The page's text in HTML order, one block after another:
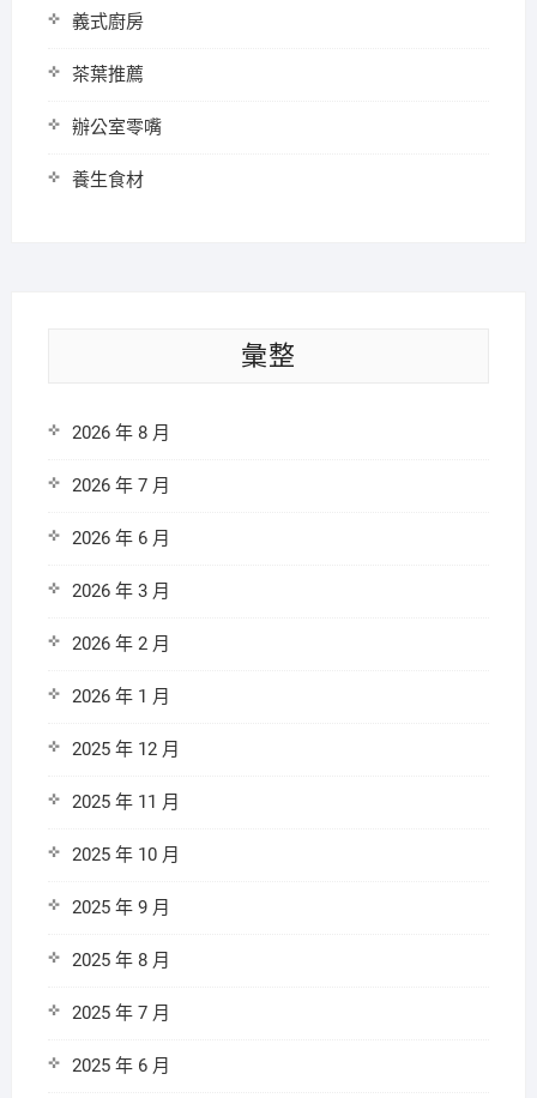
義式廚房
茶葉推薦
辦公室零嘴
養生食材
彙整
2026 年 8 月
2026 年 7 月
2026 年 6 月
2026 年 3 月
2026 年 2 月
2026 年 1 月
2025 年 12 月
2025 年 11 月
2025 年 10 月
2025 年 9 月
2025 年 8 月
2025 年 7 月
2025 年 6 月